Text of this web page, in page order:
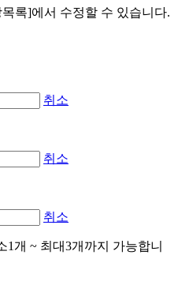
록]에서 수정할 수 있습니다.
취소
취소
취소
1개 ~ 최대3개까지 가능합니